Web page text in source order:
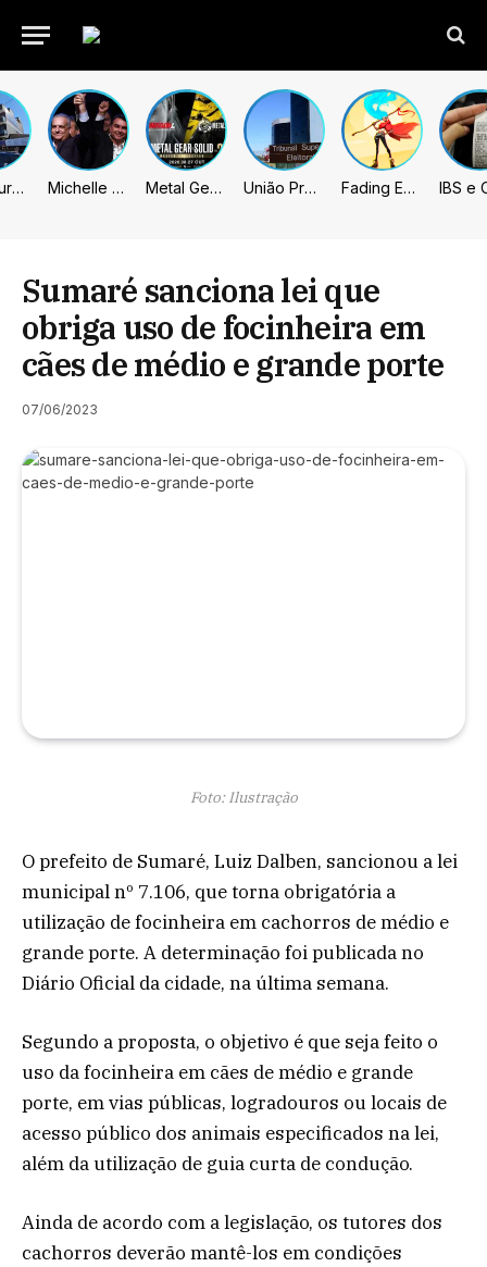
Prefeitura de Sumaré inaugura nova subsede da GCM na Área Cura Michelle celebra vice de Flávio: “Que chapa possa ser vitoriosa” Metal Gear Solid: Master Collection 2 terá legendas e menus em portugues União Progressista e PL terão mais tempo de propaganda eleitoral Fading Echo – Review
Sumaré sanciona lei que
obriga uso de focinheira em
cães de médio e grande porte
07/06/2023
Foto: Ilustração
O prefeito de Sumaré, Luiz Dalben, sancionou a lei
municipal nº 7.106, que torna obrigatória a
utilização de focinheira em cachorros de médio e
grande porte. A determinação foi publicada no
Diário Oficial da cidade, na última semana.
Segundo a proposta, o objetivo é que seja feito o
uso da focinheira em cães de médio e grande
porte, em vias públicas, logradouros ou locais de
acesso público dos animais especificados na lei,
além da utilização de guia curta de condução.
Ainda de acordo com a legislação, os tutores dos
cachorros deverão mantê-los em condições